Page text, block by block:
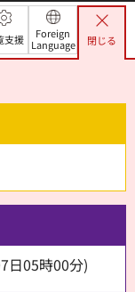
支援
Foreign
Language
閉じる
日05時00分)